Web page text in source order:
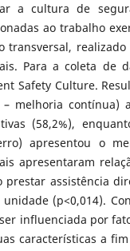
a cultura de
ao trabalho
transversal,
Para a coleta de
Safety Culture.
– melhoria contínua)
(58,2%),
apresentou o
apresentaram
prestar assistência
(p<0,014).
influenciada por
características a